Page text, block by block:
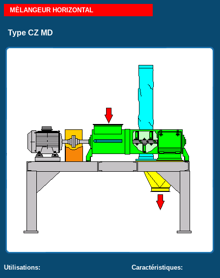
MÈLANGEUR HORIZONTAL
Type CZ MD
Utilisations:
Caractéristiques: